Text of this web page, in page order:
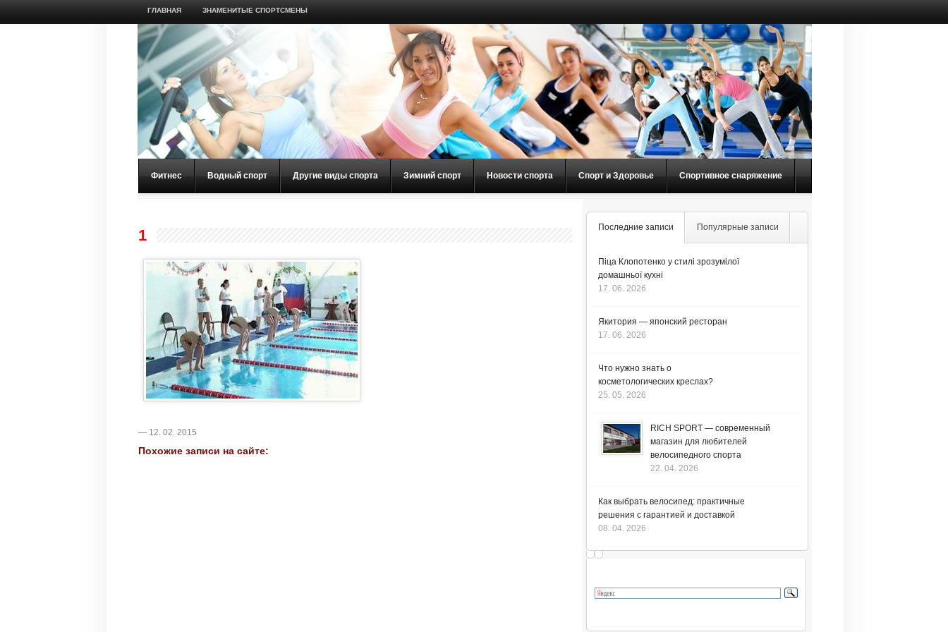
ГЛАВНАЯ ЗНАМЕНИТЫЕ СПОРТСМЕНЫ
Фитнес Водный спорт Другие виды спорта Зимний спорт Новости спорта Спорт и Здоровье Спортивное снаряжение
1
— 12. 02. 2015
Похожие записи на сайте:
Последние записи Популярные записи
Піца Клопотенко у стилі зрозумілої
домашньої кухні
17. 06. 2026
Якитория — японский ресторан
17. 06. 2026
Что нужно знать о
косметологических креслах?
25. 05. 2026
RICH SPORT — современный
магазин для любителей
велосипедного спорта
22. 04. 2026
Как выбрать велосипед: практичные
решения с гарантией и доставкой
08. 04. 2026